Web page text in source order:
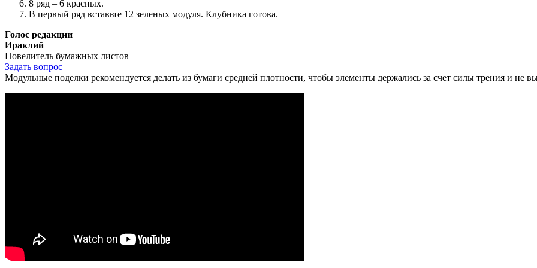
8 ряд – 6 красных.
В первый ряд вставьте 12 зеленых модуля. Клубника готова.
Голос редакции
Ираклий
Повелитель бумажных листов
Задать вопрос
Модульные поделки рекомендуется делать из бумаги средней плотности, чтобы элементы держались за счет силы трения и не